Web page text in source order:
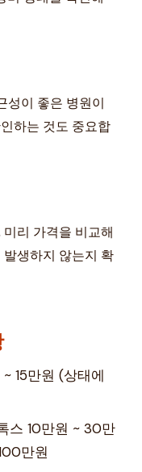
성이 좋은 병원이
하는 것도 중요합
리 가격을 비교해
생하지 않는지 확
15만원 (상태에
스 10만원 ~ 30만
만원